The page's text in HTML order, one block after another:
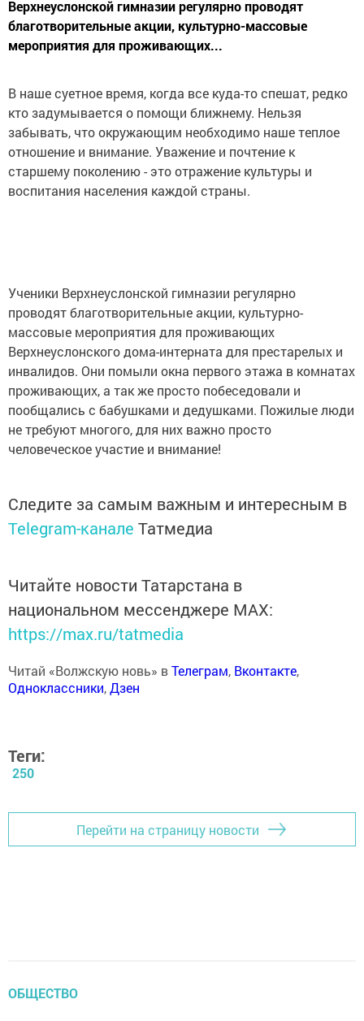
Верхнеуслонской гимназии регулярно проводят
благотворительные акции, культурно-массовые
мероприятия для проживающих...
В наше суетное время, когда все куда-то спешат, редко
кто задумывается о помощи ближнему. Нельзя
забывать, что окружающим необходимо наше теплое
отношение и внимание. Уважение и почтение к
старшему поколению - это отражение культуры и
воспитания населения каждой страны.
Ученики Верхнеуслонской гимназии регулярно
проводят благотворительные акции, культурно-
массовые мероприятия для проживающих
Верхнеуслонского дома-интерната для престарелых и
инвалидов. Они помыли окна первого этажа в комнатах
проживающих, а так же просто побеседовали и
пообщались с бабушками и дедушками. Пожилые люди
не требуют многого, для них важно просто
человеческое участие и внимание!
Следите за самым важным и интересным в
Telegram-канале Татмедиа
Читайте новости Татарстана в
национальном мессенджере MАХ:
https://max.ru/tatmedia
Читай «Волжскую новь» вТелеграм, Вконтакте,
Одноклассники,Дзен
Теги:
250
Перейти на страницу новости
ОБЩЕСТВО